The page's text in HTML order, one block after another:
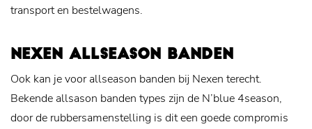
transport en bestelwagens.
NEXEN ALLSEASON BANDEN
Ook kan je voor allseason banden bij Nexen terecht.
Bekende allsason banden types zijn de N’blue 4season,
door de rubbersamenstelling is dit een goede compromis